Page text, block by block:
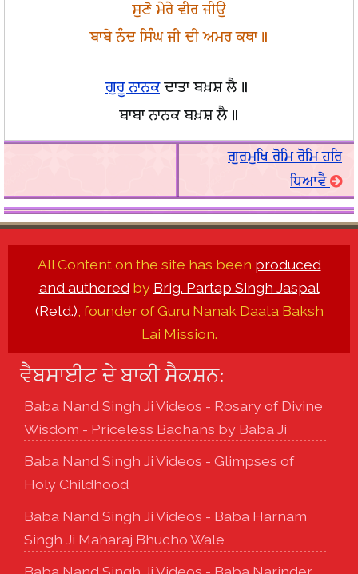
ਸੁਣੋ ਮੇਰੇ ਵੀਰ ਜੀਉ
ਬਾਬੇ ਨੰਦ ਸਿੰਘ ਜੀ ਦੀ ਅਮਰ ਕਥਾ॥
ਗੁਰੂ ਨਾਨਕਦਾਤਾ ਬਖ਼ਸ਼ ਲੈ॥
ਬਾਬਾ ਨਾਨਕ ਬਖ਼ਸ਼ ਲੈ॥
ਗੁਰਮੁਖਿ ਰੋਮਿ ਰੋਮਿ ਹਰਿ
ਧਿਆਵੈ
All Content on the site has been produced
and authored by Brig. Partap Singh Jaspal
(Retd.) , founder of Guru Nanak Daata Baksh
Lai Mission.
ਵੈਬਸਾਈਟ ਦੇ ਬਾਕੀ ਸੈਕਸ਼ਨ:
Baba Nand Singh Ji Videos - Rosary of Divine
Wisdom - Priceless Bachans by Baba Ji
Baba Nand Singh Ji Videos - Glimpses of
Holy Childhood
Baba Nand Singh Ji Videos - Baba Harnam
Singh Ji Maharaj Bhucho Wale